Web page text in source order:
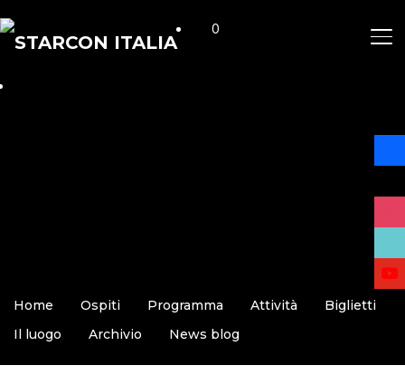
0
Home Ospiti Programma Attività
Biglietti
Il luogo
Archivio News blog